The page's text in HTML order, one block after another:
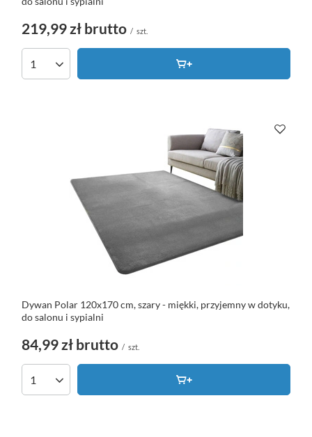
219,99 zł brutto / szt.
Dywan Polar 120x170 cm, szary - miękki, przyjemny w dotyku,
do salonu i sypialni
84,99 zł brutto / szt.